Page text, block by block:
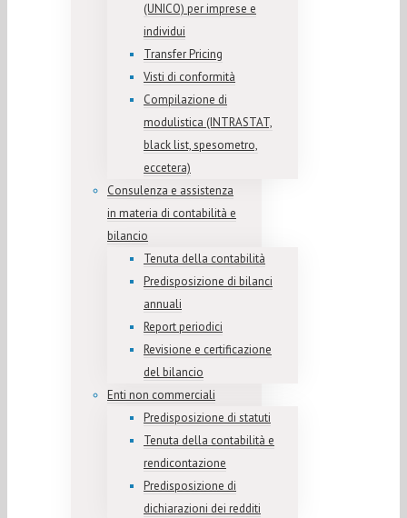
(UNICO) per imprese e
individui
Transfer Pricing
Visti di conformità
Compilazione di
modulistica (INTRASTAT,
black list, spesometro,
eccetera)
Consulenza e assistenza
in materia di contabilità e
bilancio
Tenuta della contabilità
Predisposizione di bilanci
annuali
Report periodici
Revisione e certificazione
del bilancio
Enti non commerciali
Predisposizione di statuti
Tenuta della contabilità e
rendicontazione
Predisposizione di
dichiarazioni dei redditi